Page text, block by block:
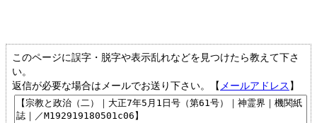
このページに誤字・脱字や表示乱れなどを見つけたら教えて下さ
い。
返信が必要な場合はメールでお送り下さい。【 メールアドレス 】